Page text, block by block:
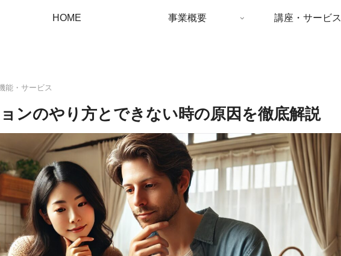
HOME 事業概要 講座・サービス
能・サービス
ンのやり方とできない時の原因を徹底解説